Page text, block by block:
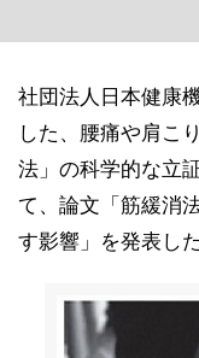
社団法人日本健康
した、腰痛や肩こ
法」の科学的な立
て、論文「筋緩消
す影響」を発表した